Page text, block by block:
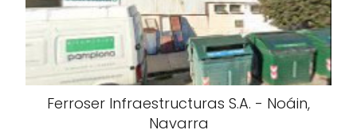
Ferroser Infraestructuras S.A. - Noáin,
Navarra